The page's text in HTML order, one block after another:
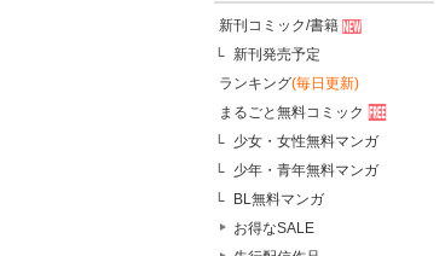
新刊コミック/書籍
新刊発売予定
ランキング(毎日更新)
まるごと無料コミック
少女・女性無料マンガ
少年・青年無料マンガ
BL無料マンガ
お得なSALE